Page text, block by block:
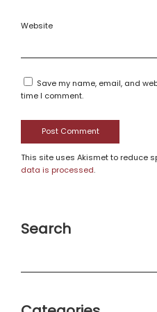
Website
Save my name, email, and
time I comment.
This site uses Akismet to reduce
data is processed.
Search